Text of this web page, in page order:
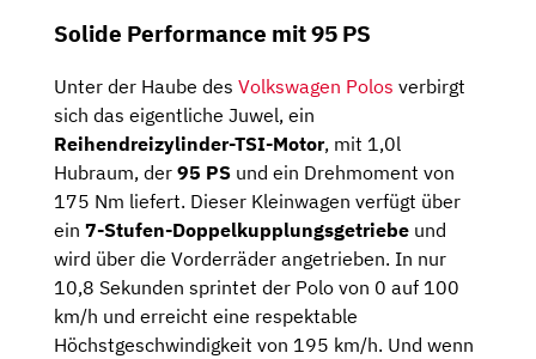
Solide Performance mit 95 PS
Unter der Haube des Volkswagen Polos verbirgt
sich das eigentliche Juwel, ein
Reihendreizylinder-TSI-Motor, mit 1,0l
Hubraum, der 95 PS und ein Drehmoment von
175 Nm liefert. Dieser Kleinwagen verfügt über
ein 7-Stufen-Doppelkupplungsgetriebe und
wird über die Vorderräder angetrieben. In nur
10,8 Sekunden sprintet der Polo von 0 auf 100
km/h und erreicht eine respektable
Höchstgeschwindigkeit von 195 km/h. Und wenn